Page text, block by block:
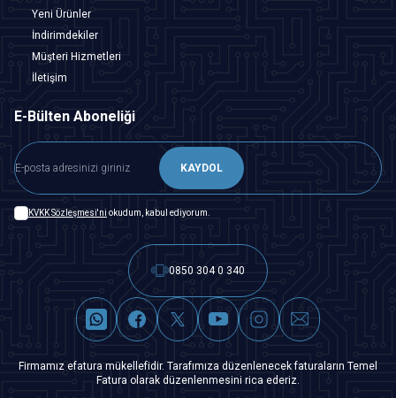
Yeni Ürünler
İndirimdekiler
Müşteri Hizmetleri
İletişim
E-Bülten Aboneliği
KAYDOL
KVKK Sözleşmesi'ni okudum, kabul ediyorum.
0850 304 0 340
Firmamız efatura mükellefidir. Tarafımıza düzenlenecek faturaların Temel
Fatura olarak düzenlenmesini rica ederiz.